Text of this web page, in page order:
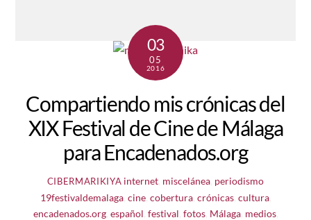
03
05
2016
Compartiendo mis crónicas del
XIX Festival de Cine de Málaga
para Encadenados.org
CIBERMARIKIYA internet miscelánea periodismo
19festivaldemalaga, cine, cobertura, crónicas, cultura,
encadenados.org, español festival fotos, Málaga, medios,